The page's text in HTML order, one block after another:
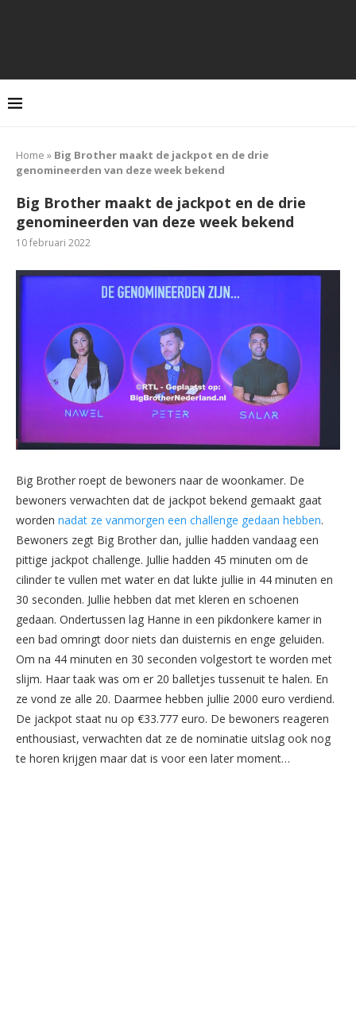
Home » Big Brother maakt de jackpot en de drie
genomineerden van deze week bekend
Big Brother maakt de jackpot en de drie
genomineerden van deze week bekend
10 februari 2022
Big Brother roept de bewoners naar de woonkamer. De
bewoners verwachten dat de jackpot bekend gemaakt gaat
worden nadat ze vanmorgen een challenge gedaan hebben.
Bewoners zegt Big Brother dan, jullie hadden vandaag een
pittige jackpot challenge. Jullie hadden 45 minuten om de
cilinder te vullen met water en dat lukte jullie in 44 minuten en
30 seconden. Jullie hebben dat met kleren en schoenen
gedaan. Ondertussen lag Hanne in een pikdonkere kamer in
een bad omringt door niets dan duisternis en enge geluiden.
Om na 44 minuten en 30 seconden volgestort te worden met
slijm. Haar taak was om er 20 balletjes tussenuit te halen. En
ze vond ze alle 20. Daarmee hebben jullie 2000 euro verdiend.
De jackpot staat nu op €33.777 euro. De bewoners reageren
enthousiast, verwachten dat ze de nominatie uitslag ook nog
te horen krijgen maar dat is voor een later moment…